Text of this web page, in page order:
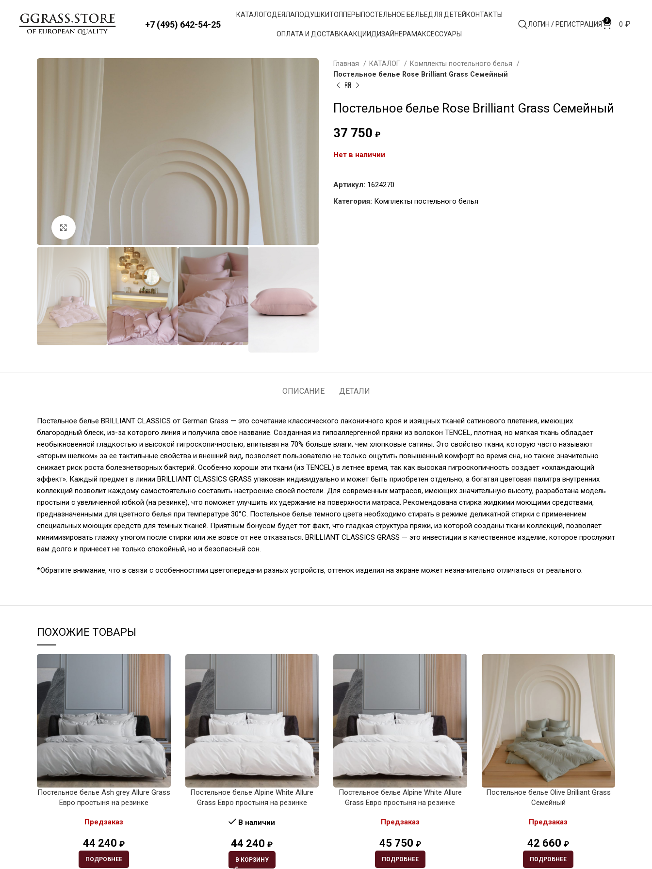
+7 (495) 642-54-25
КАТАЛОГОДЕЯЛАПОДУШКИТОППЕРЫ ПОСТЕЛЬНОЕ БЕЛЬЕДЛЯ ДЕТЕЙ КОНТАКТЫ
ОПЛАТА И ДОСТАВКААКЦИИДИЗАЙНЕРАМАКСЕССУАРЫ
ЛОГИН / РЕГИСТРАЦИЯ 0 0 ₽
Увеличить
Главная КАТАЛОГ
Комплекты постельного белья
Постельное белье Rose Brilliant Grass Семейный
Постельное белье Rose Brilliant Grass Семейный
37 750 ₽
Нет в наличии
Артикул: 1624270
Категория: Комплекты постельного белья
ОПИСАНИЕ ДЕТАЛИ
Постельное белье BRILLIANT CLASSICS от German Grass — это сочетание классического лаконичного кроя и изящных тканей сатинового плетения, имеющих
благородный блеск, из-за которого линия и получила свое название. Созданная из гипоаллергенной пряжи из волокон TENCEL, плотная, но мягкая ткань обладает
необыкновенной гладкостью и высокой гигроскопичностью, впитывая на 70% больше влаги, чем хлопковые сатины. Это свойство ткани, которую часто называют
«вторым шелком» за ее тактильные свойства и внешний вид, позволяет пользователю не только ощутить повышенный комфорт во время сна, но также значительно
снижает риск роста болезнетворных бактерий. Особенно хороши эти ткани (из TENCEL) в летнее время, так как высокая гигроскопичность создает «охлаждающий
эффект». Каждый предмет в линии BRILLIANT CLASSICS GRASS упакован индивидуально и может быть приобретен отдельно, а богатая цветовая палитра внутренних
коллекций позволит каждому самостоятельно составить настроение своей постели. Для современных матрасов, имеющих значительную высоту, разработана модель
простыни с увеличенной юбкой (на резинке), что поможет улучшить их удержание на поверхности матраса. Рекомендована стирка жидкими моющими средствами,
предназначенными для цветного белья при температуре 30°С. Постельное белье темного цвета необходимо стирать в режиме деликатной стирки с применением
специальных моющих средств для темных тканей. Приятным бонусом будет тот факт, что гладкая структура пряжи, из которой созданы ткани коллекций, позволяет
минимизировать глажку утюгом после стирки или же вовсе от нее отказаться. BRILLIANT CLASSICS GRASS — это инвестиции в качественное изделие, которое прослужит
вам долго и принесет не только спокойный, но и безопасный сон.
*Обратите внимание, что в связи с особенностями цветопередачи разных устройств, оттенок изделия на экране может незначительно отличаться от реального.
ПОХОЖИЕ ТОВАРЫ
Постельное белье Ash grey Allure Grass
Евро простыня на резинке
Предзаказ
44 240 ₽
ПОДРОБНЕЕ
Постельное белье Alpine White Allure
Grass Евро простыня на резинке
В наличии
44 240 ₽
В КОРЗИНУ
Постельное белье Alpine White Allure
Grass Евро простыня на резинке
Предзаказ
45 750 ₽
ПОДРОБНЕЕ
Постельное белье Olive Brilliant Grass
Семейный
Предзаказ
42 660 ₽
ПОДРОБНЕЕ